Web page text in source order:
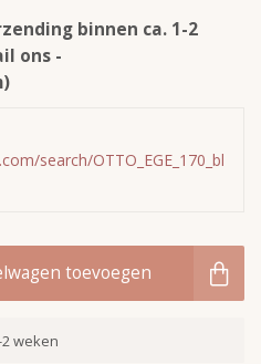
binnen ca. 1-2
ons -
)
search/OTTO_EGE_170_bl
toevoegen
weken